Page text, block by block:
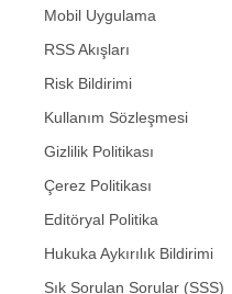
Mobil Uygulama
RSS Akışları
Risk Bildirimi
Kullanım Sözleşmesi
Gizlilik Politikası
Çerez Politikası
Editöryal Politika
Hukuka Aykırılık Bildirimi
Sık Sorulan Sorular (SSS)